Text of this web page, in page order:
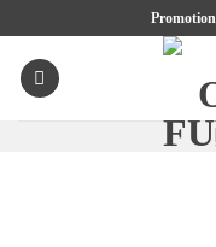
content
Promotion